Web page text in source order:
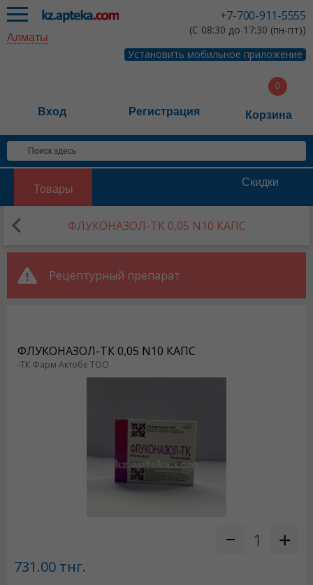
+7-700-911-5555
(С 08:30 до 17:30 (пн-пт))
Установить мобильное приложение
Алматы
Вход Регистрация Корзина
Товары
Скидки
ФЛУКОНАЗОЛ-ТК 0,05 N10 КАПС
Рецептурный препарат
ФЛУКОНАЗОЛ-ТК 0,05 N10 КАПС
-ТК Фарм Актобе ТОО
731.00 тнг.